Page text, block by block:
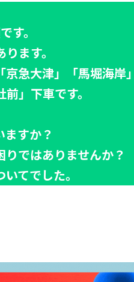
す。
ます。
急大津」「馬堀海岸」
」下車です。
すか？
りではありませんか？
てでした。